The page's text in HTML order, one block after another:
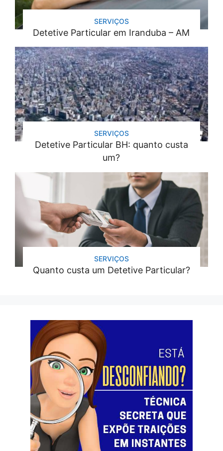
SERVIÇOS
Detetive Particular em Iranduba – AM
SERVIÇOS
Detetive Particular BH: quanto custa
um?
SERVIÇOS
Quanto custa um Detetive Particular?